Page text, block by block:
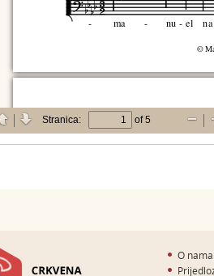
O nama